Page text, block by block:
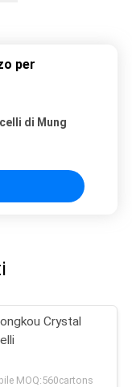
per
di Mung
Crystal
MOQ:560cartons